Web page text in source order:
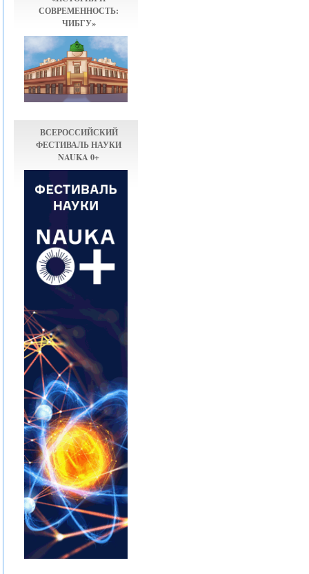
СОВРЕМЕННОСТЬ:
ЧИБГУ»
ВСЕРОССИЙСКИЙ
ФЕСТИВАЛЬ НАУКИ
NAUKA 0+